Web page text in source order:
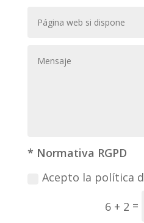
* Normativa RGPD
Acepto la política
6 + 2 =